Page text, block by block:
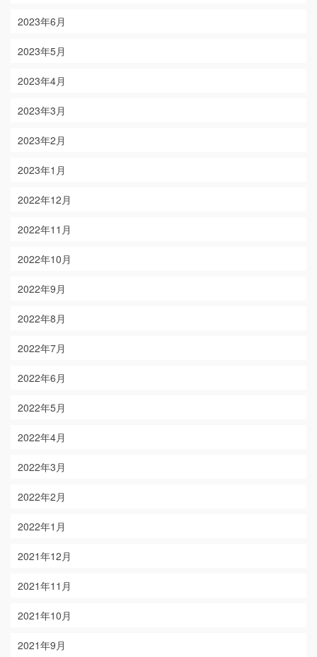
2023年6月
2023年5月
2023年4月
2023年3月
2023年2月
2023年1月
2022年12月
2022年11月
2022年10月
2022年9月
2022年8月
2022年7月
2022年6月
2022年5月
2022年4月
2022年3月
2022年2月
2022年1月
2021年12月
2021年11月
2021年10月
2021年9月